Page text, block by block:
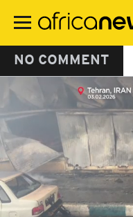
contenu
NO COMMENT